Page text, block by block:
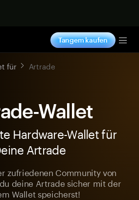
Tangem kaufen
für Artrade
Wallet
Hardware-Wallet für
Artrade
zufriedenen Community von
deine Artrade sicher mit der
Wallet speicherst!